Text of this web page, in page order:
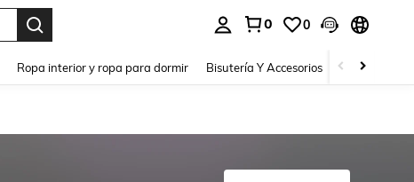
0 0
Ropa interior y ropa para dormir Bisutería Y Accesorios Zapatos